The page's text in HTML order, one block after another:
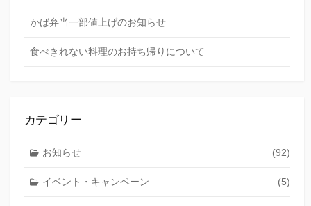
かば弁当一部値上げのお知らせ
食べきれない料理のお持ち帰りについて
カテゴリー
お知らせ (92)
イベント・キャンペーン (5)